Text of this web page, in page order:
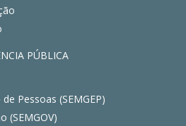
PÚBLICA
Pessoas (SEMGEP)
(SEMGOV)